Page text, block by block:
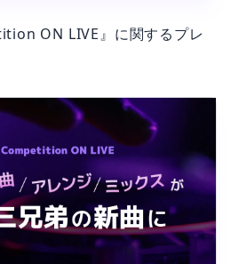
！ON LIVE』に関するプレ